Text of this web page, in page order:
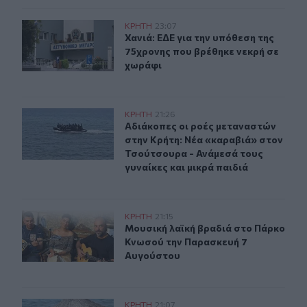
Χανιά: ΕΔΕ για την υπόθεση της 75χρονης που βρέθηκε
ΚΡΗΤΗ 23:07
Χανιά: ΕΔΕ για την υπόθεση της
Χανιά: ΕΔΕ για την υπόθεση της
75χρονης που βρέθηκε νεκρή σε
χωράφι
Αδιάκοπες οι ροές μεταναστών στην Κρήτη: Νέα
ΚΡΗΤΗ 21:26
Αδιάκοπες οι ροές μεταναστών
Αδιάκοπες οι ροές μεταναστών
στην Κρήτη: Νέα «καραβιά» στον
Τσούτσουρα - Ανάμεσά τους
γυναίκες και μικρά παιδιά
Μουσική λαϊκή βραδιά στο Πάρκο Κνωσού την
ΚΡΗΤΗ 21:15
Μουσική λαϊκή βραδιά στο
Μουσική λαϊκή βραδιά στο Πάρκο
Κνωσού την Παρασκευή 7
Αυγούστου
ΚΡΗΤΗ 21:07